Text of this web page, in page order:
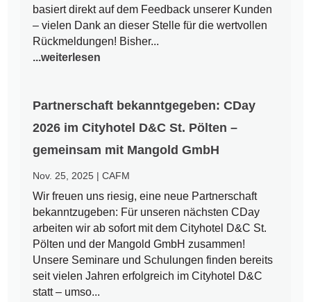
basiert direkt auf dem Feedback unserer Kunden
– vielen Dank an dieser Stelle für die wertvollen
Rückmeldungen! Bisher...
...weiterlesen
Partnerschaft bekanntgegeben: CDay
2026 im Cityhotel D&C St. Pölten –
gemeinsam mit Mangold GmbH
Nov. 25, 2025 |CAFM
Wir freuen uns riesig, eine neue Partnerschaft
bekanntzugeben: Für unseren nächsten CDay
arbeiten wir ab sofort mit dem Cityhotel D&C St.
Pölten und der Mangold GmbH zusammen!
Unsere Seminare und Schulungen finden bereits
seit vielen Jahren erfolgreich im Cityhotel D&C
statt – umso...